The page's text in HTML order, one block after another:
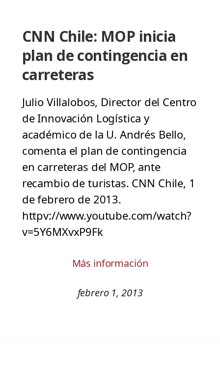
CNN Chile: MOP inicia
plan de contingencia en
carreteras
Julio Villalobos, Director del Centro
de Innovación Logística y
académico de la U. Andrés Bello,
comenta el plan de contingencia
en carreteras del MOP, ante
recambio de turistas. CNN Chile, 1
de febrero de 2013.
httpv://www.youtube.com/watch?
v=5Y6MXvxP9Fk
Más información
febrero 1, 2013